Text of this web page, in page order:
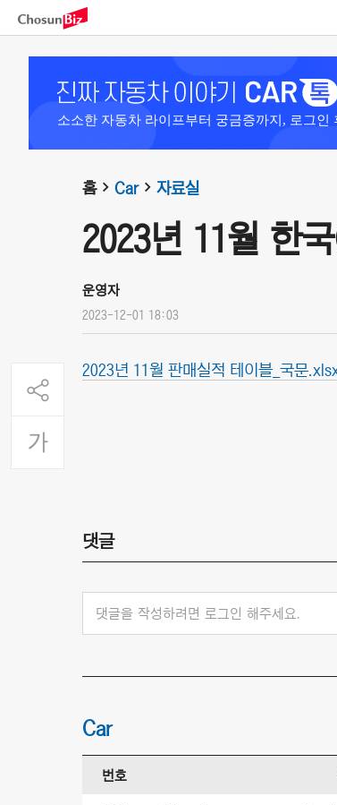
소소한 자동차 라이프부터 궁금증까지, 로그인
홈 Car 자료실
2023년 11월 한
운영자
2023-12-01 18:03
2023년 11월 판매실적 테이블_국문
댓글
댓글을 작성하려면 로그인 해주세요.
Car
번호